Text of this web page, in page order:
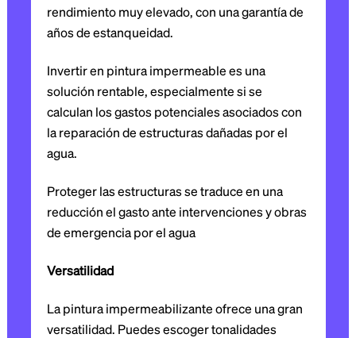
rendimiento muy elevado, con una garantía de
años de estanqueidad.
Invertir en pintura impermeable es una
solución rentable, especialmente si se
calculan los gastos potenciales asociados con
la reparación de estructuras dañadas por el
agua.
Proteger las estructuras se traduce en una
reducción el gasto ante intervenciones y obras
de emergencia por el agua
Versatilidad
La pintura impermeabilizante ofrece una gran
versatilidad. Puedes escoger tonalidades